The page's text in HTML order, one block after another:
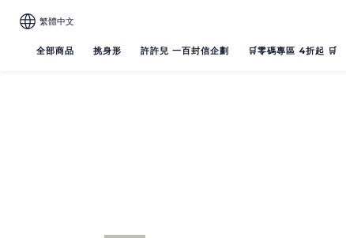
繁體中文
全部商品 挑身形 許許兒 一百封信企劃 🛒零碼專區 4折起 🛒